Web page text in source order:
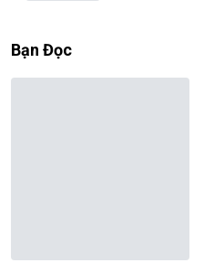
Bạn Đọc